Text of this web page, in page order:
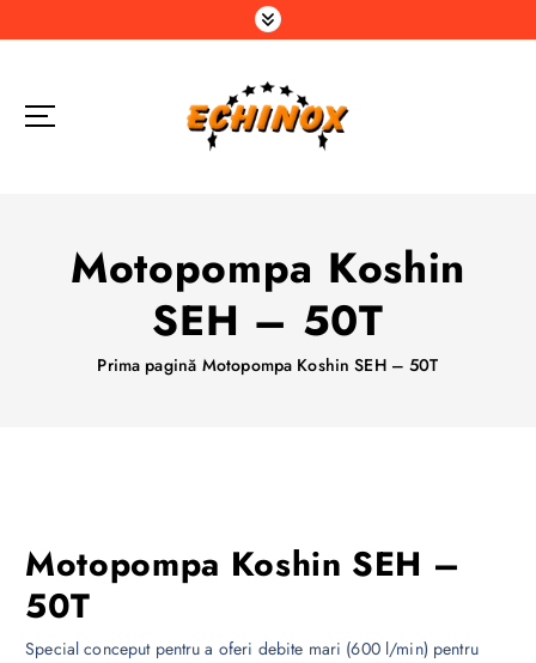
a
Motopompa Koshin
SEH – 50T
Prima pagină Motopompa Koshin SEH – 50T
Motopompa Koshin SEH –
50T
Special conceput pentru a oferi debite mari (600 l/min) pentru